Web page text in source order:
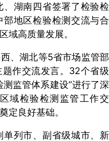
湖南四省签署了检验检
地区检验检测交流与合
域高质量发展。
、湖北等5省市场监管部
作交流发言。32个省级
监管体系建设”进行了深
域检验检测监管工作交
定良好基础。
列市、副省级城市、新